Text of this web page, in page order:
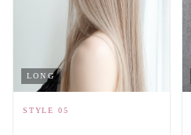
LONG
STYLE 05